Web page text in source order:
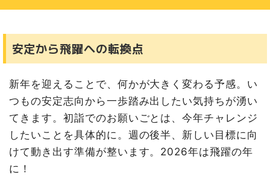
安定から飛躍への転換点
新年を迎えることで、何かが大きく変わる予感。い
つもの安定志向から一歩踏み出したい気持ちが湧い
てきます。初詣でのお願いごとは、今年チャレンジ
したいことを具体的に。週の後半、新しい目標に向
けて動き出す準備が整います。2026年は飛躍の年
に！